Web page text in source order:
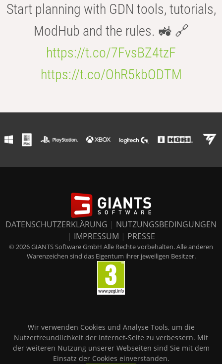
Start planning with GDN tools, tutorials,
ModHub and the rules. 🚜 🔗
https://t.co/7FvsBZ4tzF
https://t.co/OhR5kbODTM
DATENSCHUTZERKLÄRUNG | NUTZUNGSBEDINGUNGEN
| IMPRESSUM | PRESSE
© 2026 GIANTS Software GmbH Alle Rechte vorbehalten. Alle anderen
Warenzeichen sind das Eigentum ihrer jeweiligen Besitzer.
Wir verwenden Cookies und Analyse Tools, um die
Nutzerfreundlichkeit der Internet-Seite zu verbessern. Mit
der weiteren Nutzung unserer Webseiten sind Sie mit dem
Einsatz der Cookies einverstanden.